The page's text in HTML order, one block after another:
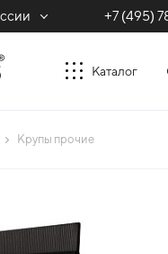
+7 (495)
Каталог
Крупы прочие